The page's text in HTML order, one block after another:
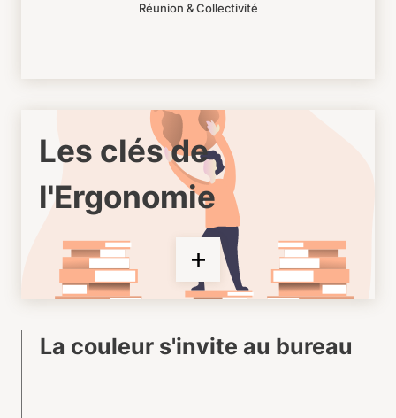
Réunion & Collectivité
Les clés de
l'Ergonomie
La couleur s'invite au bureau